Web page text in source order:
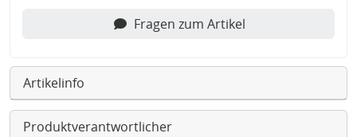
Fragen zum Artikel
Artikelinfo
Produktverantwortlicher